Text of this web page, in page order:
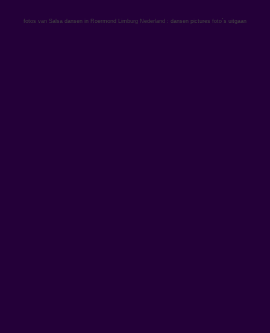
fotos van Salsa dansen in Roermond Limburg Nederland : dansen pictures foto´s uitgaan